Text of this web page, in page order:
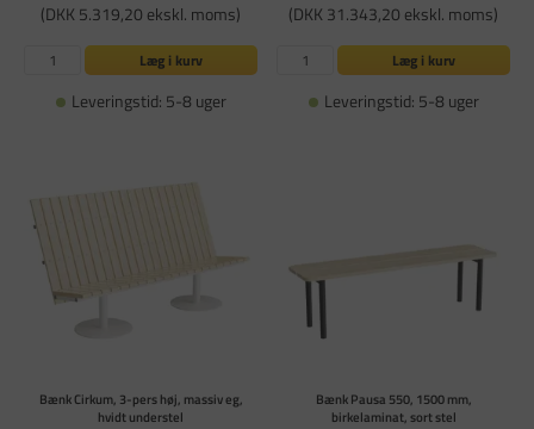
(DKK 5.319,20 ekskl. moms)
Læg i kurv
Leveringstid: 5-8 uger
(DKK 31.343,20 ekskl. moms)
Læg i kurv
Leveringstid: 5-8 uger
Bænk Cirkum, 3-pers høj, massiv eg,
hvidt understel
Bænk Pausa 550, 1500 mm,
birkelaminat, sort stel